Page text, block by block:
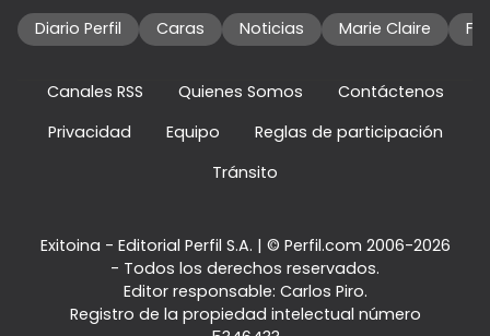
Diario Perfil Caras Noticias Marie Claire
Canales RSS Quienes Somos
Contáctenos
Privacidad
Equipo
Reglas de participación
Tránsito
Exitoina - Editorial Perfil S.A. | © Perfil.com 2006-2026
- Todos los derechos reservados.
Editor responsable: Carlos Piro.
Registro de la propiedad intelectual número